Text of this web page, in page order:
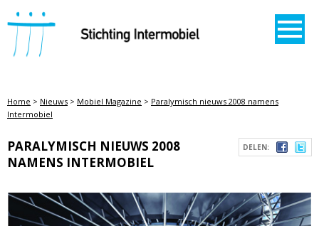
STICHTING INTERMOBIEL
Home > Nieuws > Mobiel Magazine > Paralymisch nieuws 2008 namens
Intermobiel
DELEN:
PARALYMISCH NIEUWS 2008
NAMENS INTERMOBIEL